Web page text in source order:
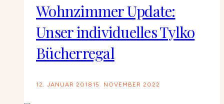
Wohnzimmer Update:
Unser individuelles Tylko
Bücherregal
12. JANUAR 2018 15. NOVEMBER 2022